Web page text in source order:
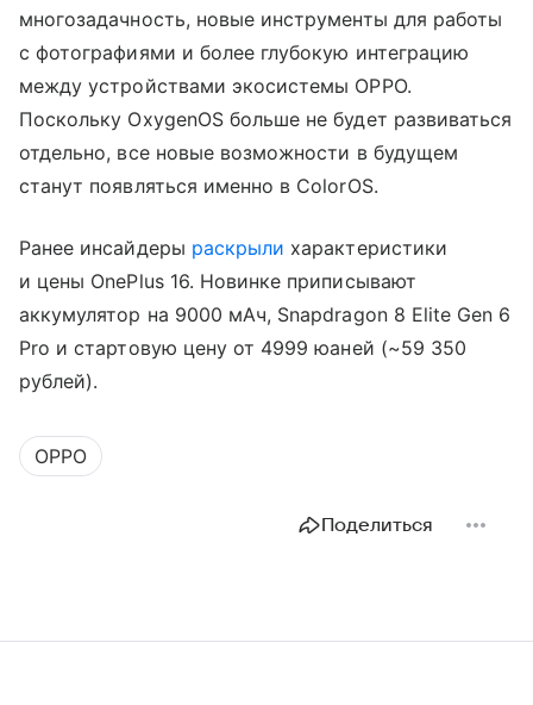
многозадачность, новые инструменты для работы
с фотографиями и более глубокую интеграцию
между устройствами экосистемы OPPO.
Поскольку OxygenOS больше не будет развиваться
отдельно, все новые возможности в будущем
станут появляться именно в ColorOS.
Ранее инсайдеры раскрыли характеристики
и цены OnePlus 16. Новинке приписывают
аккумулятор на 9000 мАч, Snapdragon 8 Elite Gen 6
Pro и стартовую цену от 4999 юаней (~59 350
рублей).
OPPO
Поделиться